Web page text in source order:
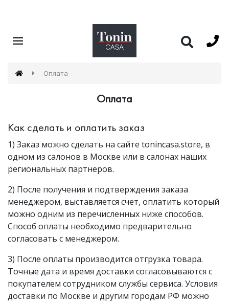
Оплата
Оплата
Как сделать и оплатить заказ
1) Заказ можно сделать на сайте tonincasa.store, в
одном из салонов в Москве или в салонах наших
региональных партнеров.
2) После получения и подтверждения заказа
менеджером, выставляется счет, оплатить который
можно одним из перечисленных ниже способов.
Способ оплаты необходимо предварительно
согласовать с менеджером.
3) После оплаты производится отгрузка товара.
Точные дата и время доставки согласовываются с
покупателем сотрудником службы сервиса. Условия
доставки по Москве и другим городам РФ можно